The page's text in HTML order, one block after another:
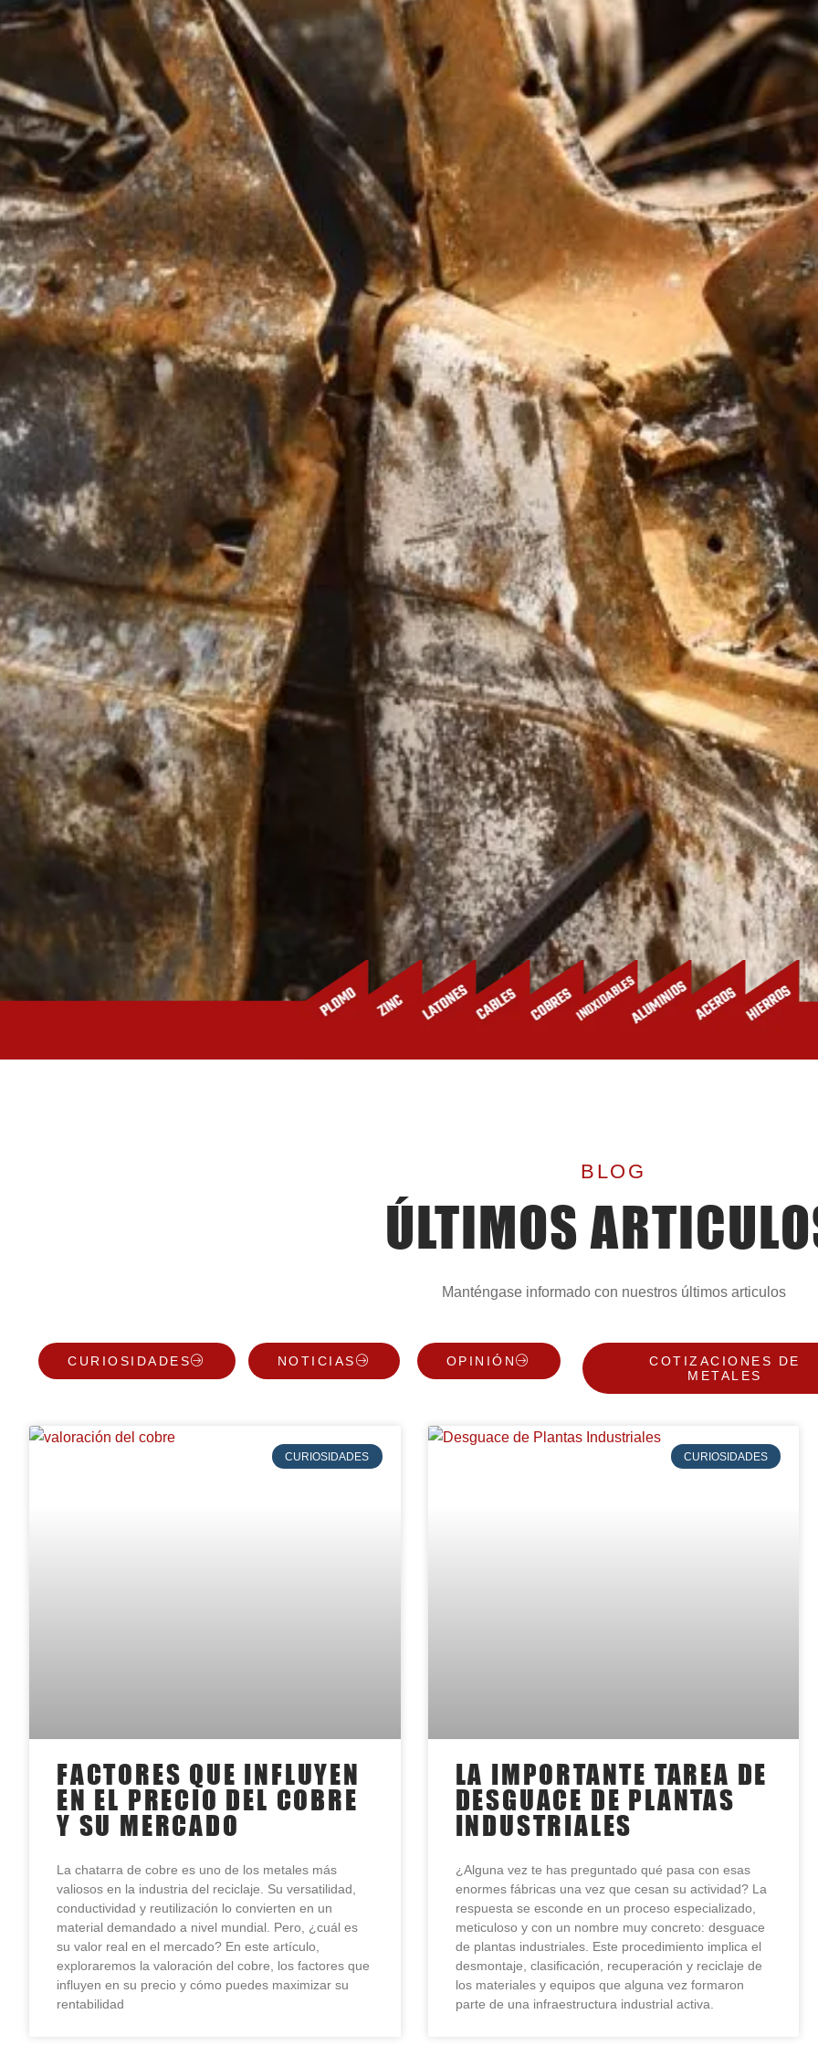
BLOG
ÚLTIMOS
Manténgase informado con nuestros últimos articulos
CURIOSIDADES NOTICIAS OPINIÓN
COTIZACIONES DE
METALES
CURIOSIDADES
FACTORES QUE INFLUYEN
EN EL PRECIO DEL COBRE
Y SU MERCADO
La chatarra de cobre es uno de los metales más
valiosos en la industria del reciclaje. Su versatilidad,
conductividad y reutilización lo convierten en un
material demandado a nivel mundial. Pero, ¿cuál es
su valor real en el mercado? En este artículo,
exploraremos la valoración del cobre, los factores que
influyen en su precio y cómo puedes maximizar su
rentabilidad
CURIOSIDADES
LA IMPORTANTE TAREA DE
DESGUACE DE PLANTAS
INDUSTRIALES
¿Alguna vez te has preguntado qué pasa con esas
enormes fábricas una vez que cesan su actividad? La
respuesta se esconde en un proceso especializado,
meticuloso y con un nombre muy concreto: desguace
de plantas industriales. Este procedimiento implica el
desmontaje, clasificación, recuperación y reciclaje de
los materiales y equipos que alguna vez formaron
parte de una infraestructura industrial activa.